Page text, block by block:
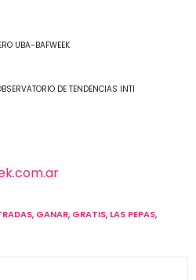
UBA-BAFWEEK
DE TENDENCIAS INTI
, GANAR, GRATIS, LAS PEPAS,